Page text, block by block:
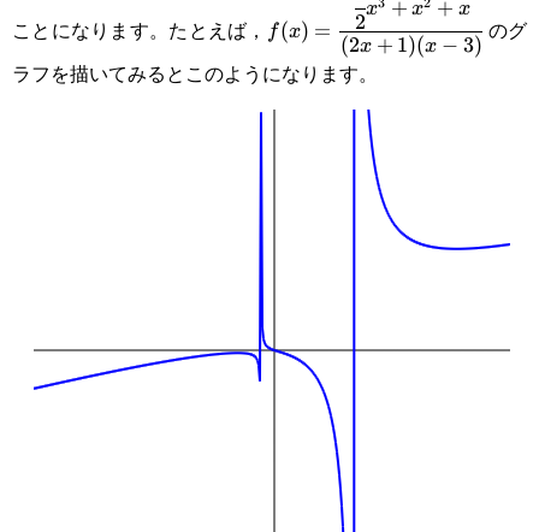
ことになります。たとえば，
{2}x^3+x^2+x}
{(2x+1)(x-3)}
f(x) =
(2x + 1)(x − 3)
2
x + x + x
のグ
ラフを描いてみるとこのようになります。